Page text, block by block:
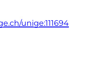
unige:111694